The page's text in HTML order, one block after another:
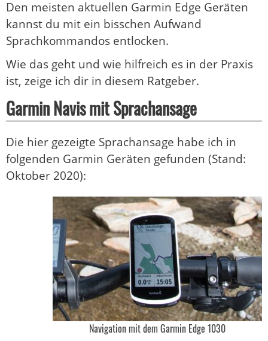
Den meisten aktuellen Garmin Edge Geräten
kannst du mit ein bisschen Aufwand
Sprachkommandos entlocken.
Wie das geht und wie hilfreich es in der Praxis
ist, zeige ich dir in diesem Ratgeber.
Garmin Navis mit Sprachansage
Die hier gezeigte Sprachansage habe ich in
folgenden Garmin Geräten gefunden (Stand:
Oktober 2020):
Navigation mit dem Garmin Edge 1030